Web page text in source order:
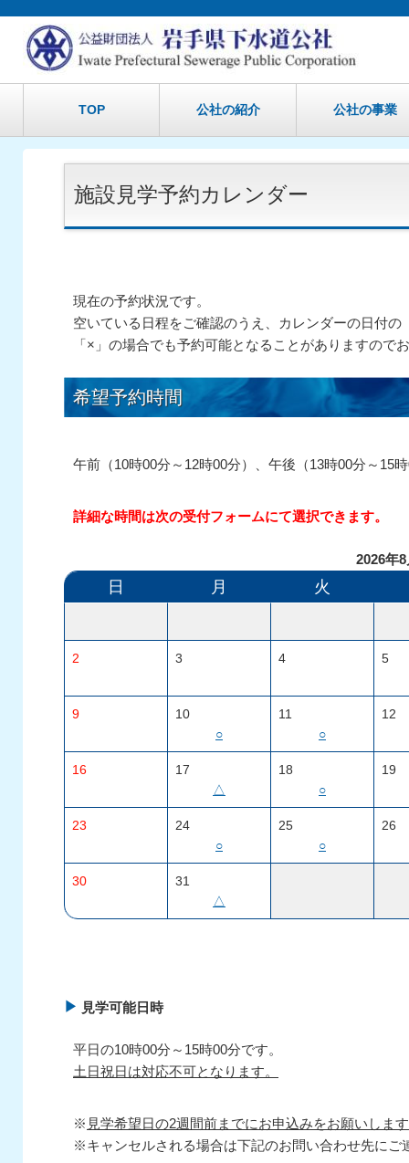
TOP 公社の紹介 公社の事業
施設見学予約カレンダー
現在の予約状況です。
空いている日程をご確認のうえ、カレンダーの日付
「×」の場合でも予約可能となることがありますので
希望予約時間
午前（10時00分～12時00分）、午後（13時00分～15
詳細な時間は次の受付フォームにて選択できます。
2026年8
日 月 火
2 3 4 5
9
10
○
11
○
12
16
17
△
18
○
19
23
24
○
25
○
26
30
31
△
見学可能日時
平日の10時00分～15時00分です。
土日祝日は対応不可となります。
※ 見学希望日の2週間前までにお申込みをお願いしま
※キャンセルされる場合は下記のお問い合わせ先に